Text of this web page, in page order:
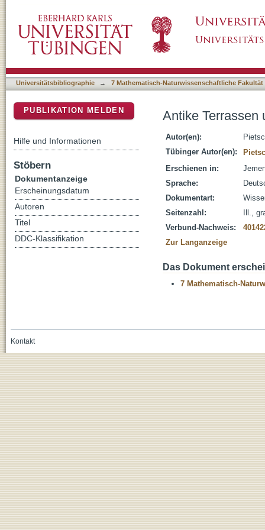
Universitätsbibliographie → 7 Mathematisch-Naturwissenschaftliche Fakultät
Antike Terrassen
Autor(en):
Tübinger Autor(en):
Erschienen in:
Sprache:
Dokumentart:
Seitenzahl:
Ill.,
Verbund-Nachweis:
Zur Langanzeige
Das Dokument
7 Mathematisch-
PUBLIKATION MELDEN
Hilfe und Informationen
Stöbern
Dokumentanzeige
Erscheinungsdatum
Autoren
Titel
DDC-Klassifikation
Kontakt